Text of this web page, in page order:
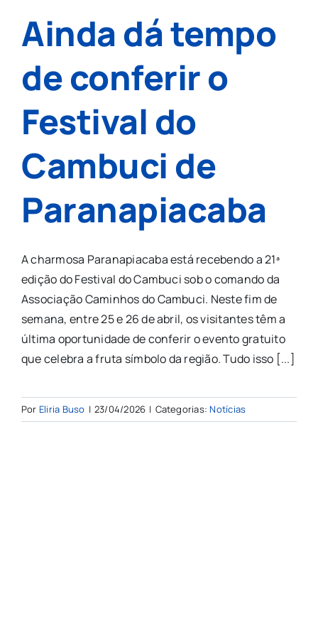
Ainda dá tempo
de conferir o
Festival do
Cambuci de
Paranapiacaba
A charmosa Paranapiacaba está recebendo a 21ª
edição do Festival do Cambuci sob o comando da
Associação Caminhos do Cambuci. Neste fim de
semana, entre 25 e 26 de abril, os visitantes têm a
última oportunidade de conferir o evento gratuito
que celebra a fruta símbolo da região. Tudo isso [...]
Por Eliria Buso | 23/04/2026 | Categorias:Notícias